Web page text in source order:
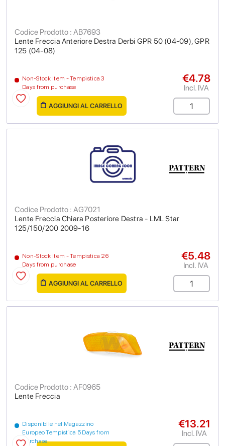
Lente Freccia Anteriore Destra Derbi GPR 50 (04-09), GPR
125 (04-08)
Codice Prodotto : AB7693
Non-Stock Item - Tempistica 3
Days from purchase
€4.78
Incl. IVA
AGGIUNGI AL CARRELLO
Lente Freccia Chiara Posteriore Destra - LML Star
125/150/200 2009-16
Codice Prodotto : AG7021
Non-Stock Item - Tempistica 26
Days from purchase
€5.48
Incl. IVA
AGGIUNGI AL CARRELLO
Lente Freccia
Codice Prodotto : AF0965
Disponibile nel Magazzino
Europeo Tempistica 5 Days from
purchase
€13.21
Incl. IVA